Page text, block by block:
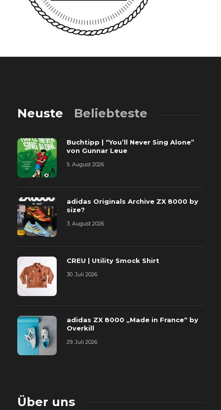
Neuste Beliebteste
Buchtipp | “You’ll Never Sing Alone”
von Gunnar Leue
5. August 2026
adidas Originals Archive ZX 8000 by
size?
3. August 2026
CREU | Utility Smock Shirt
30. Juli 2026
adidas ZX 8000 „Made in France“ by
Overkill
29. Juli 2026
Über uns